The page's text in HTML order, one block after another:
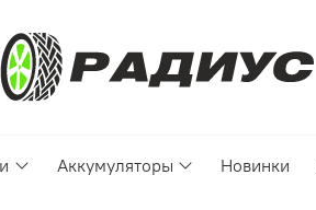
Аккумуляторы Новинки